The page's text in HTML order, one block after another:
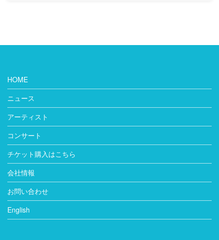
HOME
ニュース
アーティスト
コンサート
チケット購入はこちら
会社情報
お問い合わせ
English